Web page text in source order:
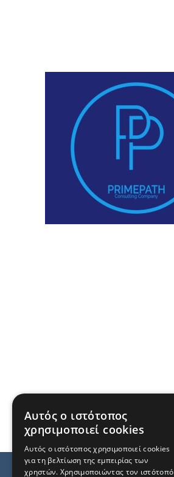
Αυτός ο ιστότοπος
χρησιμοποιεί cookies
Αυτός ο ιστότοπος χρησιμοποιεί cookies
για τη βελτίωση της εμπειρίας των
χρηστών. Χρησιμοποιώντας τον ιστότοπό